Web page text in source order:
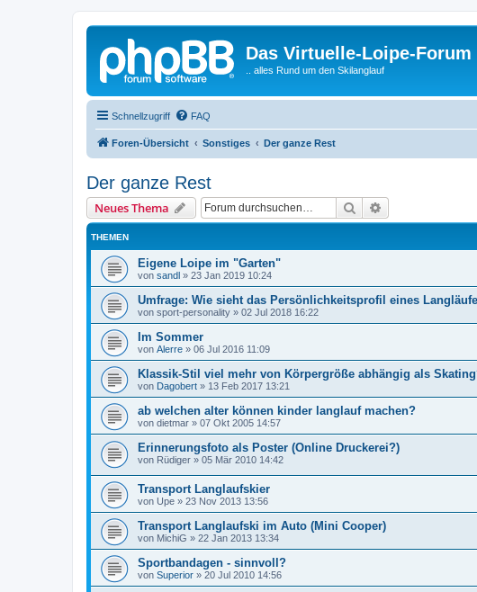
Das Virtuelle-Loipe-Forum
.. alles Rund um den Skilanglauf
Schnellzugriff FAQ
Foren-Übersicht Sonstiges Der ganze Rest
Der ganze Rest
Neues Thema Suche
THEMEN
Eigene Loipe im "Garten"
von sandl » 23 Jan 2019 10:24
Umfrage: Wie sieht das Persönlichkeitsprofil eines
von sport-personality » 02 Jul 2018 16:22
Im Sommer
von Alerre » 06 Jul 2016 11:09
Klassik-Stil viel mehr von Körpergröße abhängig als
von Dagobert » 13 Feb 2017 13:21
ab welchen alter können kinder langlauf machen?
von dietmar » 07 Okt 2005 14:57
Erinnerungsfoto als Poster (Online Druckerei?)
von Rüdiger » 05 Mär 2010 14:42
Transport Langlaufskier
von Upe » 23 Nov 2013 13:56
Transport Langlaufski im Auto (Mini Cooper)
von MichiG » 22 Jan 2013 13:34
Sportbandagen - sinnvoll?
von Superior » 20 Jul 2010 14:56